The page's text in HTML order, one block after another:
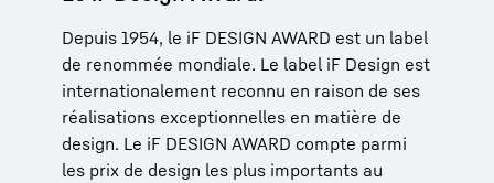
Depuis 1954, le iF DESIGN AWARD est un label
de renommée mondiale. Le label iF Design est
internationalement reconnu en raison de ses
réalisations exceptionnelles en matière de
design. Le iF DESIGN AWARD compte parmi
les prix de design les plus importants au